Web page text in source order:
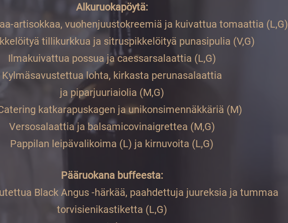
Alkuruokapöytä:
artisokkaa, vuohenjuustokreemiä ja kuivattua tomaattia (L,G)
tillikurkkua ja sitruspikkelöityä punasipulia (V,G)
Ilmakuivattua possua ja caessarsalaattia (L,G)
Kylmäsavustettua lohta, kirkasta perunasalaattia
ja piparjuuriaiolia (M,G)
katkarapuskagen ja unikonsimennäkkäriä (M)
Versosalaattia ja balsamicovinaigrettea (M,G)
Pappilan leipävalikoima (L) ja kirnuvoita (L,G)
Pääruokana buffeesta:
Black Angus -härkää, paahdettuja juureksia ja tummaa
torvisienikastiketta (L,G)